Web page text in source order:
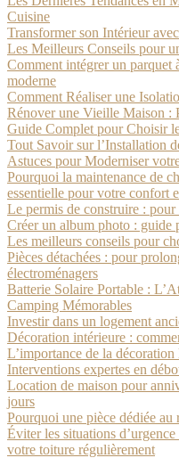
Cuisine
Transformer son Intérieur
Les Meilleurs Conseils pour
Comment intégrer un parquet
moderne
Comment Réaliser une
Rénover une Vieille Maison :
Guide Complet pour Choisir
Tout Savoir sur l’Installation
Astuces pour Moderniser
Pourquoi la maintenance de
essentielle pour votre confort
Le permis de construire :
Créer un album photo : guide
Les meilleurs conseils pour
Pièces détachées : pour
électroménagers
Batterie Solaire Portable :
Camping Mémorables
Investir dans un logement
Décoration intérieure :
L’importance de la
Interventions expertes en
Location de maison pour
jours
Pourquoi une pièce dédiée au
Éviter les situations
votre toiture régulièrement